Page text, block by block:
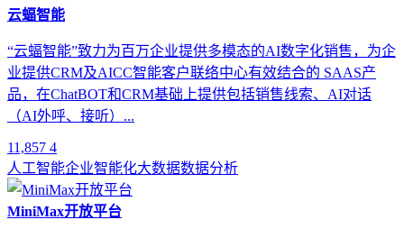
云蝠智能
“云蝠智能”致力为百万企业提供多模态的AI数字化销售，为企
业提供CRM及AICC智能客户联络中心有效结合的 SAAS产
品，在ChatBOT和CRM基础上提供包括销售线索、AI对话
（AI外呼、接听）...
11,857 4
人工智能企业智能化大数据数据分析
MiniMax开放平台